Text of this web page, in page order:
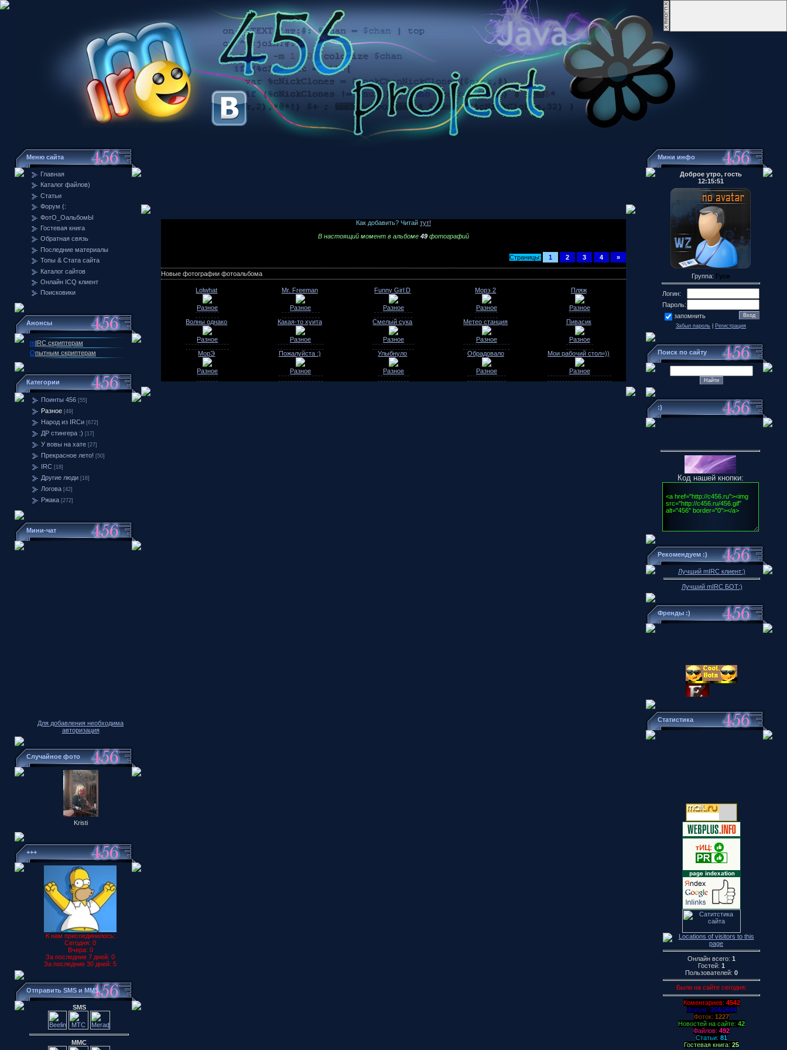
Меню сайта
Главная
Каталог файлов)
Статьи
Форум (:
ФотО_ОальбомЫ
Гостевая книга
Обратная связь
Последние материалы
Топы & Стата сайта
Каталог сайтов
Онлайн ICQ клиент
Поисковики
Анонсы
mIRC скриптерам
Опытным скриптерам
Категории
Поинты 456 [55]
Разное [49]
Народ из IRCи [672]
ДР стингера :) [17]
У вовы на хате [27]
Прекрасное лето! [50]
IRC [18]
Другие люди [16]
Логова [42]
Ржака [272]
Мини-чат
Для добавления необходима
авторизация
Случайное фото
Kristi
+++
К нам присоединилось:
Сегодня: 0
Вчера: 0
За последние 7 дней: 0
За последние 30 дней: 5
Отправить SMS и MMS
SMS
ММС
Как добавить? Читай тут!
В настоящий момент в альбоме 49 фотографий
Страницы: 1 2 3 4 »
Новые фотографии фотоальбома
Lolwhat
Разное
Mr. Freeman
Разное
Funny Girl:D
Разное
Морэ 2
Разное
Пляж
Разное
Волны однако
Разное
Какая-то хуита
Разное
Смелый сука
Разное
Метео станция
Разное
Пивасик
Разное
МорЭ
Разное
Пожалуйста :)
Разное
Улыбнуло
Разное
Обрадовало
Разное
Мои рабочий стол=))
Разное
Мини инфо
Доброе утро, гость
12:15:51
Группа: Гуси
Логин:
Пароль:
запомнить
Забыл пароль Регистрация
Поиск по сайту
:)
Код нашей кнопки:
Рекомендуем :)
Лучший mIRC клиент:)
Лучший mIRC БОТ:)
Френды :)
Статистика
Онлайн всего: 1
Гостей: 1
Пользователей: 0
Были на сайте сегодня:
Коментариев: 4542
Форум: 354/2694
Фоток: 1227
Новостей на сайте: 42
Файлов: 492
Статьи: 81
Гостевая книга: 25